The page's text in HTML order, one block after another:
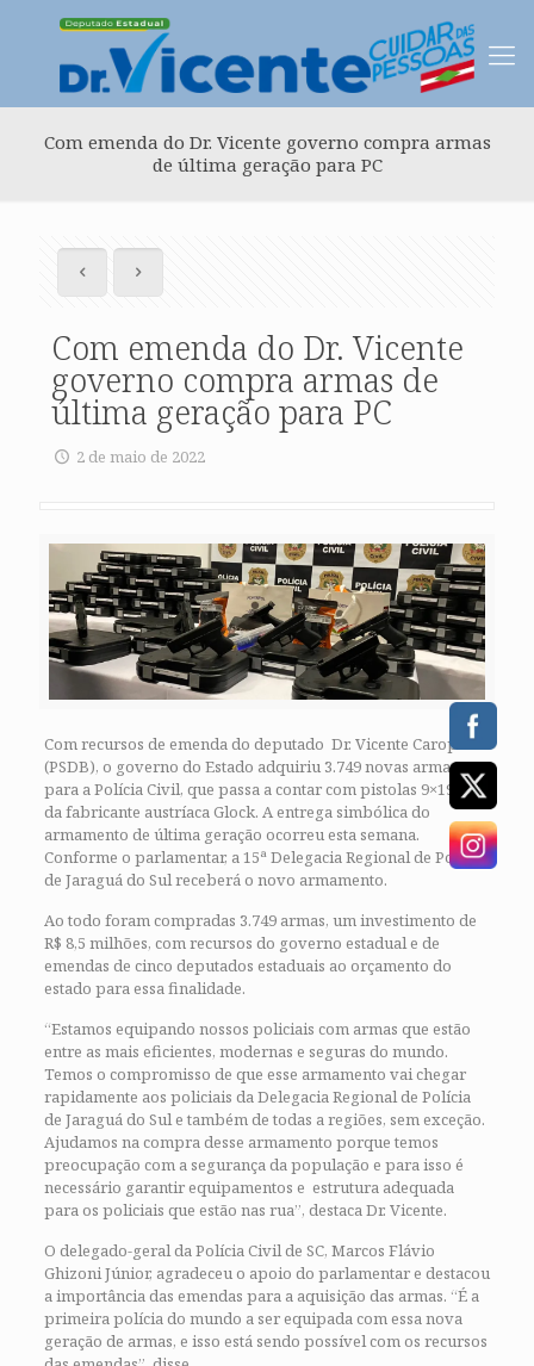
Com emenda do Dr. Vicente governo compra armas
de última geração para PC
Com emenda do Dr. Vicente
governo compra armas de
última geração para PC
2 de maio de 2022
Com recursos de emenda do deputado Dr. Vicente Caropreso
(PSDB), o governo do Estado adquiriu 3.749 novas armas
para a Polícia Civil, que passa a contar com pistolas 9×19 mm
da fabricante austríaca Glock. A entrega simbólica do
armamento de última geração ocorreu esta semana.
Conforme o parlamentar, a 15ª Delegacia Regional de Polícia
de Jaraguá do Sul receberá o novo armamento.
Ao todo foram compradas 3.749 armas, um investimento de
R$ 8,5 milhões, com recursos do governo estadual e de
emendas de cinco deputados estaduais ao orçamento do
estado para essa finalidade.
“Estamos equipando nossos policiais com armas que estão
entre as mais eficientes, modernas e seguras do mundo.
Temos o compromisso de que esse armamento vai chegar
rapidamente aos policiais da Delegacia Regional de Polícia
de Jaraguá do Sul e também de todas a regiões, sem exceção.
Ajudamos na compra desse armamento porque temos
preocupação com a segurança da população e para isso é
necessário garantir equipamentos e estrutura adequada
para os policiais que estão nas rua”, destaca Dr. Vicente.
O delegado-geral da Polícia Civil de SC, Marcos Flávio
Ghizoni Júnior, agradeceu o apoio do parlamentar e destacou
a importância das emendas para a aquisição das armas. “É a
primeira polícia do mundo a ser equipada com essa nova
geração de armas, e isso está sendo possível com os recursos